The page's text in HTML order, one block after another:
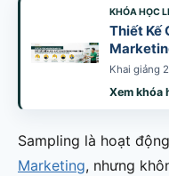
KHÓA HỌC
Thiết Kế
Khai giảng
Xem khóa
Sampling là hoạt
Marketing, nhưng